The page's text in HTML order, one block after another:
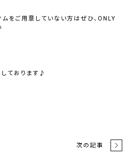
ムをご用意していない方はぜひ、ONLY
ております♪
次の記事